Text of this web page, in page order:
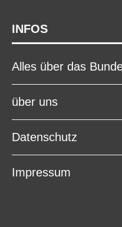
INFOS
Alles über das
über uns
Datenschutz
Impressum